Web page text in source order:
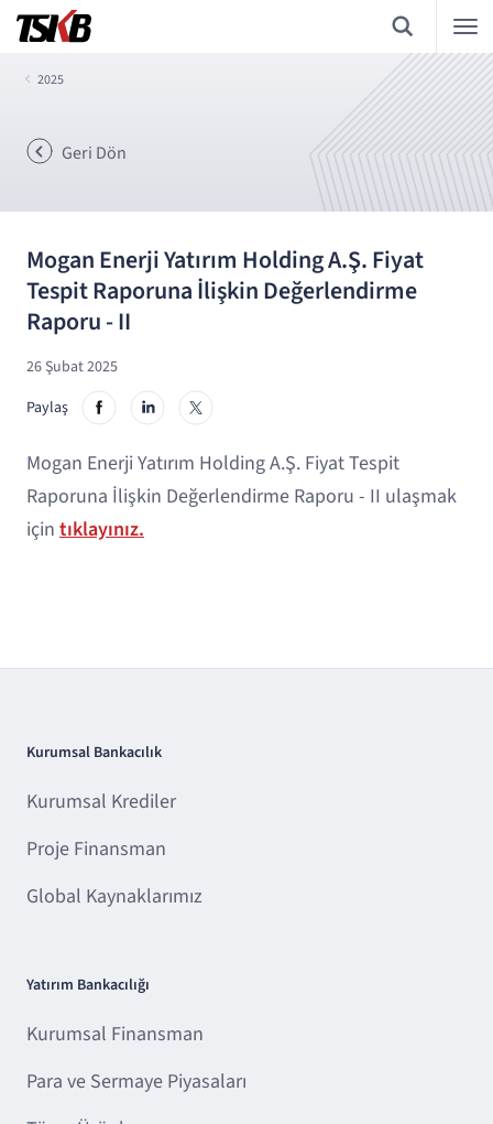
2025
Geri Dön
Mogan Enerji Yatırım Holding A.Ş. Fiyat
Tespit Raporuna İlişkin Değerlendirme
Raporu - II
26 Şubat 2025
Paylaş
Mogan Enerji Yatırım Holding A.Ş. Fiyat Tespit
Raporuna İlişkin Değerlendirme Raporu - II ulaşmak
için tıklayınız.
Kurumsal Bankacılık
Kurumsal Krediler
Proje Finansman
Global Kaynaklarımız
Yatırım Bankacılığı
Kurumsal Finansman
Para ve Sermaye Piyasaları